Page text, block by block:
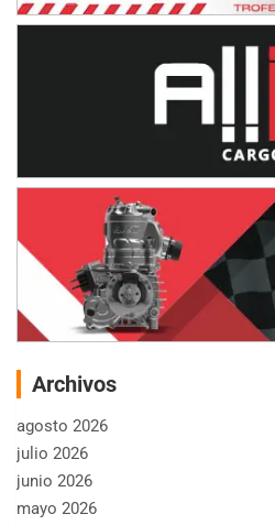
Archivos
agosto 2026
julio 2026
junio 2026
mayo 2026